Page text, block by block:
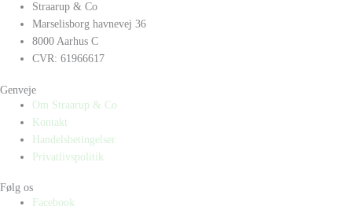
Straarup & Co
Marselisborg havnevej 36
8000 Aarhus C
CVR: 61966617
Genveje
Om Straarup & Co
Kontakt
Handelsbetingelser
Privatlivspolitik
Følg os
Facebook